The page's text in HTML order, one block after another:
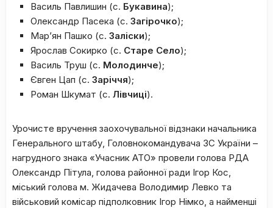
Василь Павлишин (с. Букавина);
Олександр Пасека (с. Загірочко);
Мар’ян Пашко (с. Заліски);
Ярослав Сокирко (с. Старе Село);
Василь Труш (с. Молодинче);
Євген Цап (с. Заріччя);
Роман Шкумат (с. Лівчиці).
Урочисте вручення заохочувальної відзнаки начальника
Генерального штабу, Головнокомандувача ЗС України –
нагрудного знака «Учасник АТО» провели голова РДА
Олександр Пітула, голова районної ради Ігор Кос,
міський голова м. Жидачева Володимир Левко та
військовий комісар підполковник Ігор Німко, а найменші